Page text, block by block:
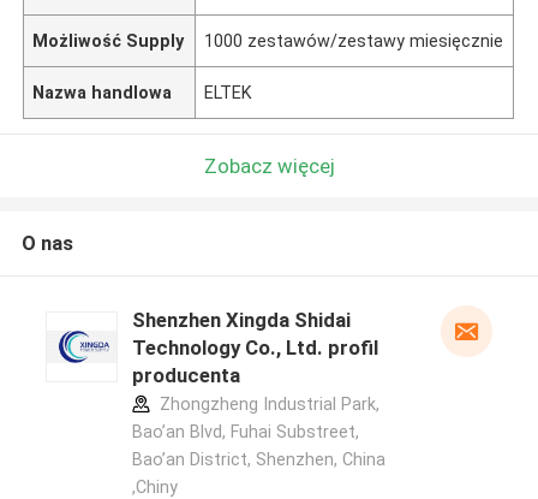
Możliwość Supply 1000 zestawów/zestawy miesięcznie
Nazwa handlowa ELTEK
Zobacz więcej
O nas
Shenzhen Xingda Shidai
Technology Co., Ltd. profil
producenta
Zhongzheng Industrial Park,
Bao’an Blvd, Fuhai Substreet,
Bao’an District, Shenzhen, China
,Chiny